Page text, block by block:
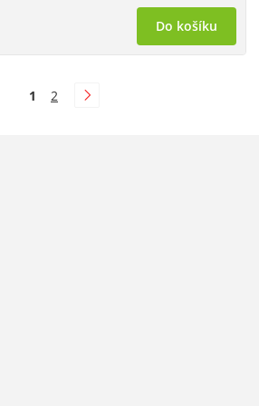
Do košíku
1 2